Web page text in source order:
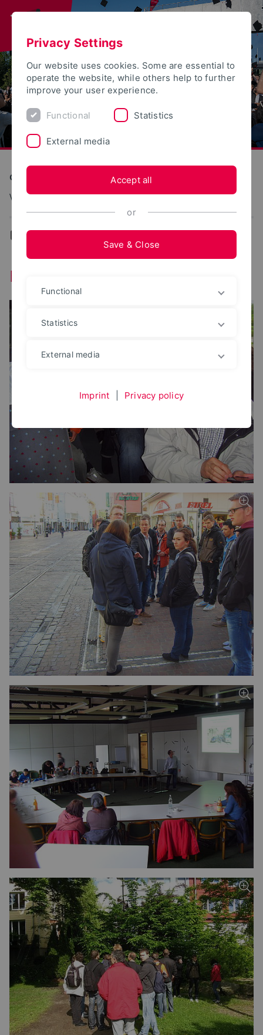
Construction and Environment
Verkehrsplanung und Verkehrstechnik
Exkursion 21. - 23. Mai 2013
Privacy Settings
Our website uses cookies. Some are essential to
operate the website, while others help to further
improve your user experience.
Functional Statistics
External media
Accept all
or
Save & Close
Functional
Statistics
External media
Imprint Privacy policy